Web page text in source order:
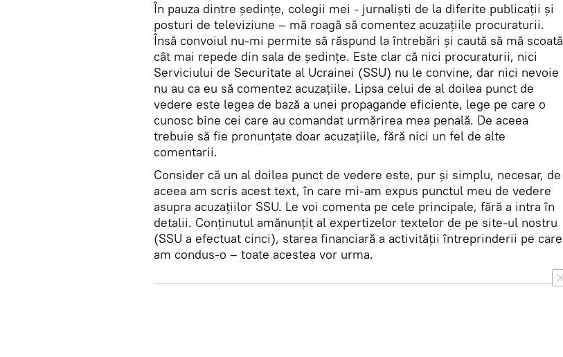
În pauza dintre ședințe, colegii mei - jurnaliști de la diferite publicații și
posturi de televiziune – mă roagă să comentez acuzațiile procuraturii.
Însă convoiul nu-mi permite să răspund la întrebări și caută să mă scoată
cât mai repede din sala de ședințe. Este clar că nici procuraturii, nici
Serviciului de Securitate al Ucrainei (SSU) nu le convine, dar nici nevoie
nu au ca eu să comentez acuzațiile. Lipsa celui de al doilea punct de
vedere este legea de bază a unei propagande eficiente, lege pe care o
cunosc bine cei care au comandat urmărirea mea penală. De aceea
trebuie să fie pronunțate doar acuzațiile, fără nici un fel de alte
comentarii.
Consider că un al doilea punct de vedere este, pur și simplu, necesar, de
aceea am scris acest text, în care mi-am expus punctul meu de vedere
asupra acuzațiilor SSU. Le voi comenta pe cele principale, fără a intra în
detalii. Conținutul amănunțit al expertizelor textelor de pe site-ul nostru
(SSU a efectuat cinci), starea financiară a activității întreprinderii pe care
am condus-o – toate acestea vor urma.